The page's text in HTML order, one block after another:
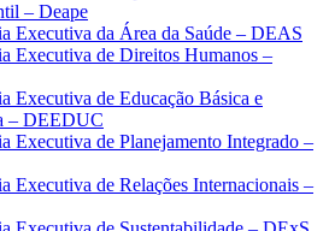
– Deape
Executiva da Área da Saúde – DEAS
Executiva de Direitos Humanos –
Executiva de Educação Básica e
– DEEDUC
Executiva de Planejamento Integrado –
Executiva de Relações Internacionais –